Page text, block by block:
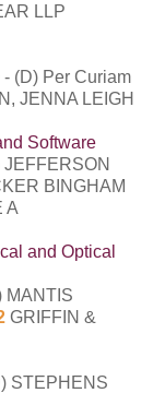
LLP
(D) Per Curiam
JENNA LEIGH
Software
JEFFERSON
BINGHAM
A
and Optical
MANTIS
GRIFFIN &
STEPHENS